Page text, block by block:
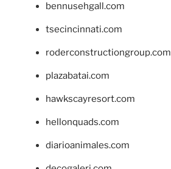
bennusehgall.com
tsecincinnati.com
roderconstructiongroup.com
plazabatai.com
hawkscayresort.com
hellonquads.com
diarioanimales.com